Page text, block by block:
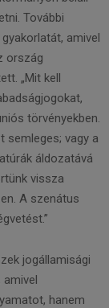
További
amivel
ország
„Mit kell
törvényekben.
semleges; vagy a
áldozatává
vissza
A szenátus
jogállamisági
hanem